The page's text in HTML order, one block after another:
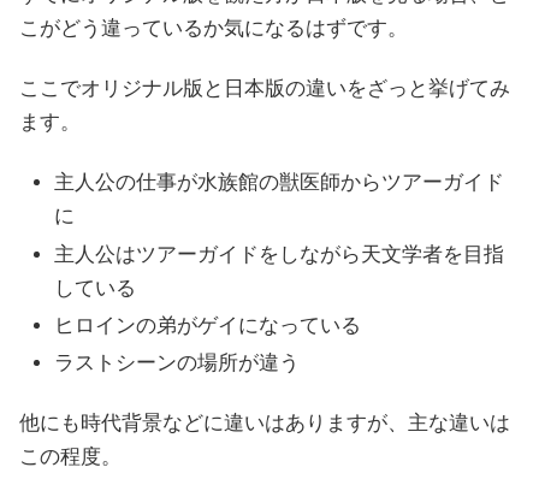
こがどう違っているか気になるはずです。
ここでオリジナル版と日本版の違いをざっと挙げてみ
ます。
主人公の仕事が水族館の獣医師からツアーガイド
に
主人公はツアーガイドをしながら天文学者を目指
している
ヒロインの弟がゲイになっている
ラストシーンの場所が違う
他にも時代背景などに違いはありますが、主な違いは
この程度。